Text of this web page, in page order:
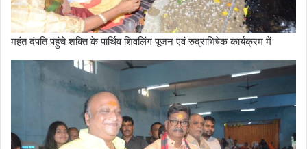
महंत दंपति पहुंचे शक्ति के पार्थिव शिवलिंग पूजन एवं रुद्राभिषेक कार्यक्रम में